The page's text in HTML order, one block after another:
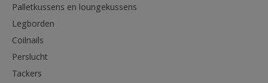
Palletkussens en loungekussens
Legborden
Coilnails
Perslucht
Tackers